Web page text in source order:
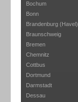
Bochum
Bonn
Brandenburg (Havel)
Braunschweig
Bremen
Chemnitz
Cottbus
Dortmund
Darmstadt
Dessau